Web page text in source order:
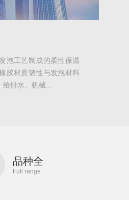
泡工艺制成的柔性保温
胶材质韧性与发泡材料
给排水、机械...
品种全
Full range